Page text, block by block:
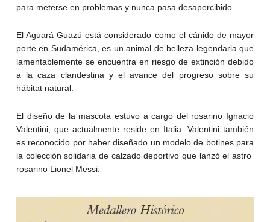
para meterse en problemas y nunca pasa desapercibido.
El Aguará Guazú está considerado como el cánido de mayor
porte en Sudamérica, es un animal de belleza legendaria que
lamentablemente se encuentra en riesgo de extinción debido
a la caza clandestina y el avance del progreso sobre su
hábitat natural.
El diseño de la mascota estuvo a cargo del rosarino Ignacio
Valentini, que actualmente reside en Italia. Valentini también
es reconocido por haber diseñado un modelo de botines para
la colección solidaria de calzado deportivo que lanzó el astro
rosarino Lionel Messi.